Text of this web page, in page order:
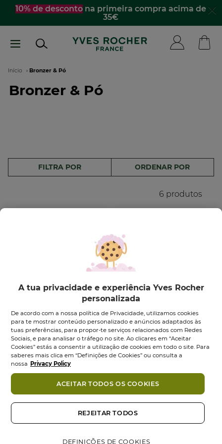
Passar
conteúdo
10% de descontona primeira compra acima de
35€
Navegação
estrutural
Início Bronzer & Pó
Bronzer & Pó
FILTRA POR ORDENAR POR
6 produtos
Hâle Léger
Caixa 10 g
4.7 (76)
4.7
em
5
estrelas.
22,95 €
Adicionar
Caixa 6 g
4.6 (109)
4.6
em
5
análises
19,95 € 22,95 €
A tua privacidade e experiência Yves Rocher
personalizada
De acordo com a nossa política de Privacidade, utilizamos cookies
para te mostrar conteúdo personalizado e anúncios adaptados às
tuas preferências, para propor-te serviços relacionados com Redes
Sociais, e para analisar o tráfego no site. Ao clicares em “Aceitar
Cookies” estás a consentir a utilização de cookies em todo o site. Para
saberes mais clica em “Definições de Cookies” ou consulta a
nossa Privacy Policy
DEFINIÇÕES DE COOKIES
REJEITAR TODOS
ACEITAR TODOS OS COOKIES